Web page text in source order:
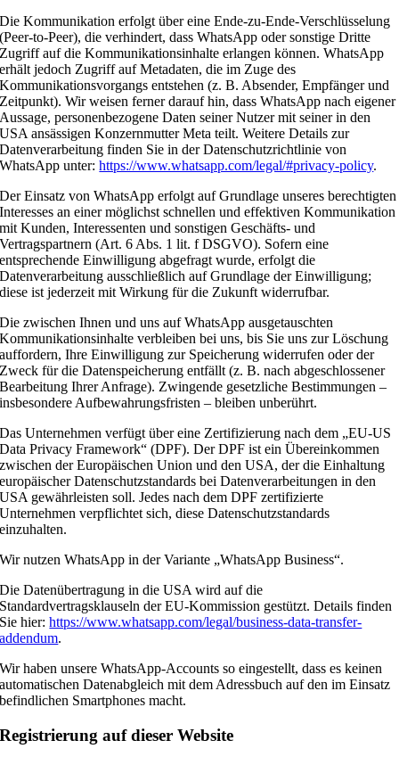
Die Kommunikation erfolgt über eine Ende-zu-Ende-Verschlüsselung
(Peer-to-Peer), die verhindert, dass WhatsApp oder sonstige Dritte
Zugriff auf die Kommunikationsinhalte erlangen können. WhatsApp
erhält jedoch Zugriff auf Metadaten, die im Zuge des
Kommunikationsvorgangs entstehen (z. B. Absender, Empfänger und
Zeitpunkt). Wir weisen ferner darauf hin, dass WhatsApp nach eigener
Aussage, personenbezogene Daten seiner Nutzer mit seiner in den
USA ansässigen Konzernmutter Meta teilt. Weitere Details zur
Datenverarbeitung finden Sie in der Datenschutzrichtlinie von
WhatsApp unter:https://www.whatsapp.com/legal/#privacy-policy.
Der Einsatz von WhatsApp erfolgt auf Grundlage unseres berechtigten
Interesses an einer möglichst schnellen und effektiven Kommunikation
mit Kunden, Interessenten und sonstigen Geschäfts- und
Vertragspartnern (Art. 6 Abs. 1 lit. f DSGVO). Sofern eine
entsprechende Einwilligung abgefragt wurde, erfolgt die
Datenverarbeitung ausschließlich auf Grundlage der Einwilligung;
diese ist jederzeit mit Wirkung für die Zukunft widerrufbar.
Die zwischen Ihnen und uns auf WhatsApp ausgetauschten
Kommunikationsinhalte verbleiben bei uns, bis Sie uns zur Löschung
auffordern, Ihre Einwilligung zur Speicherung widerrufen oder der
Zweck für die Datenspeicherung entfällt (z. B. nach abgeschlossener
Bearbeitung Ihrer Anfrage). Zwingende gesetzliche Bestimmungen –
insbesondere Aufbewahrungsfristen – bleiben unberührt.
Das Unternehmen verfügt über eine Zertifizierung nach dem „EU-US
Data Privacy Framework“ (DPF). Der DPF ist ein Übereinkommen
zwischen der Europäischen Union und den USA, der die Einhaltung
europäischer Datenschutzstandards bei Datenverarbeitungen in den
USA gewährleisten soll. Jedes nach dem DPF zertifizierte
Unternehmen verpflichtet sich, diese Datenschutzstandards
einzuhalten.
Wir nutzen WhatsApp in der Variante „WhatsApp Business“.
Die Datenübertragung in die USA wird auf die
Standardvertragsklauseln der EU-Kommission gestützt. Details finden
Sie hier:https://www.whatsapp.com/legal/business-data-transfer-
addendum.
Wir haben unsere WhatsApp-Accounts so eingestellt, dass es keinen
automatischen Datenabgleich mit dem Adressbuch auf den im Einsatz
befindlichen Smartphones macht.
Registrierung auf dieser Website